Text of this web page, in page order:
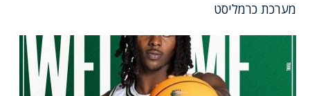
מערכת כרמליסט